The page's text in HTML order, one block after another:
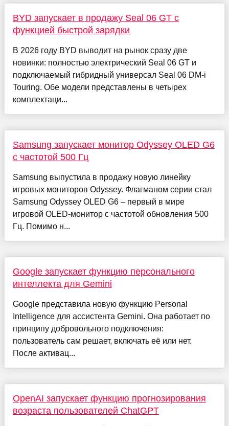
BYD запускает в продажу Seal 06 GT с
функцией быстрой зарядки
В 2026 году BYD выводит на рынок сразу две
новинки: полностью электрический Seal 06 GT и
подключаемый гибридный универсал Seal 06 DM-i
Touring. Обе модели представлены в четырех
комплектаци...
Samsung запускает монитор Odyssey OLED G6
с частотой 500 Гц
Samsung выпустила в продажу новую линейку
игровых мониторов Odyssey. Флагманом серии стал
Samsung Odyssey OLED G6 – первый в мире
игровой OLED-монитор с частотой обновления 500
Гц. Помимо н...
Google запускает функцию персонального
интеллекта для Gemini
Google представила новую функцию Personal
Intelligence для ассистента Gemini. Она работает по
принципу добровольного подключения:
пользователь сам решает, включать её или нет.
После активац...
OpenAI запускает функцию прогнозирования
возраста пользователей ChatGPT